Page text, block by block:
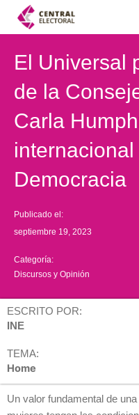
El Universal
de la
Carla
internacional
Democracia
Publicado el:
septiembre 19, 2023
Categoría:
Discursos y Opinión
ESCRITO POR:
INE
TEMA:
Home
Un valor fundamental de